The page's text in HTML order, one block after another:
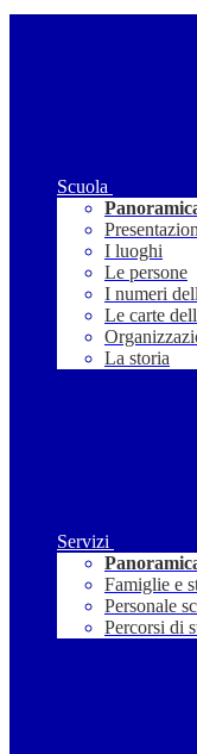
Scuola
I luoghi
Le persone
I numeri
Le carte
La storia
Servizi
Famiglie e
Personale
Percorsi di